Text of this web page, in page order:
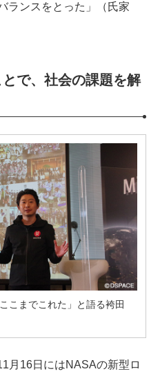
ランスをとった」（氏家
で、社会の課題を解
こまでこれた」と語る袴田
月16日にはNASAの新型ロ